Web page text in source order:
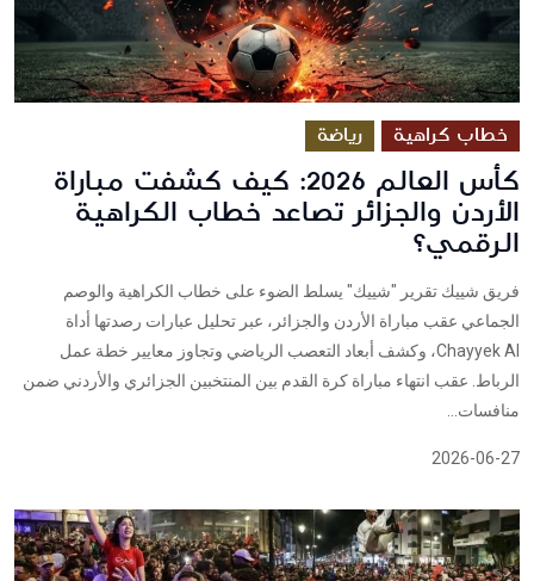
خطاب كراهية رياضة
كأس العالم 2026: كيف كشفت مباراة
الأردن والجزائر تصاعد خطاب الكراهية
الرقمي؟
فريق شييك تقرير "شييك" يسلط الضوء على خطاب الكراهية والوصم
الجماعي عقب مباراة الأردن والجزائر، عبر تحليل عبارات رصدتها أداة
Chayyek AI، وكشف أبعاد التعصب الرياضي وتجاوز معايير خطة عمل
الرباط. عقب انتهاء مباراة كرة القدم بين المنتخبين الجزائري والأردني ضمن
منافسات...
2026-06-27